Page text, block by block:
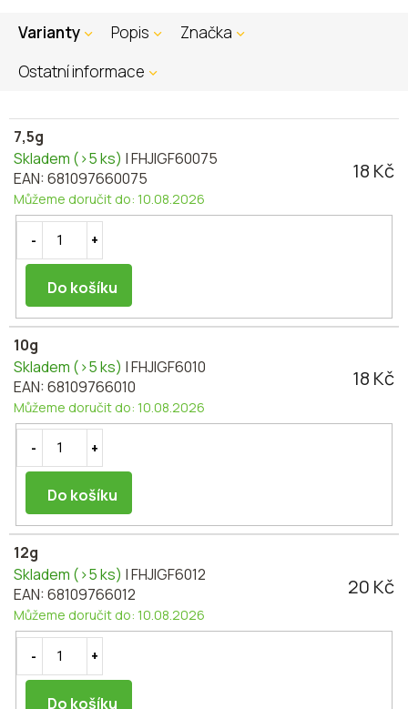
Varianty Popis
Značka
Ostatní informace
7,5g
Skladem (>5 ks) | FHJIGF60075
EAN:681097660075
Můžeme doručit do: 10.08.2026
18 Kč
Do košíku
10g
Skladem (>5 ks) | FHJIGF6010
EAN:68109766010
Můžeme doručit do: 10.08.2026
18 Kč
Do košíku
12g
Skladem (>5 ks) | FHJIGF6012
EAN:68109766012
Můžeme doručit do: 10.08.2026
20 Kč
Do košíku